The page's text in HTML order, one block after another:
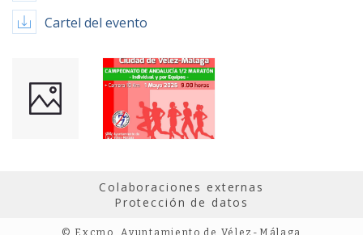
Cartel del evento
Colaboraciones externas
Protección de datos
© Excmo. Ayuntamiento de Vélez-Málaga